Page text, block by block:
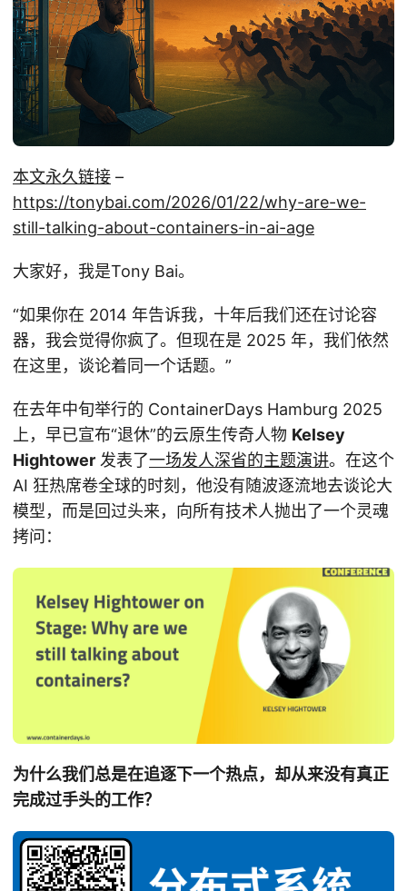
本文永久链接 –
https://tonybai.com/2026/01/22/why-are-we-
still-talking-about-containers-in-ai-age
大家好，我是Tony Bai。
“如果你在 2014 年告诉我，十年后我们还在讨论容
器，我会觉得你疯了。但现在是 2025 年，我们依然
在这里，谈论着同一个话题。”
在去年中旬举行的 ContainerDays Hamburg 2025
上，早已宣布“退休”的云原生传奇人物 Kelsey
Hightower 发表了一场发人深省的主题演讲。在这个
AI 狂热席卷全球的时刻，他没有随波逐流地去谈论大
模型，而是回过头来，向所有技术人抛出了一个灵魂
拷问：
为什么我们总是在追逐下一个热点，却从来没有真正
完成过手头的工作？